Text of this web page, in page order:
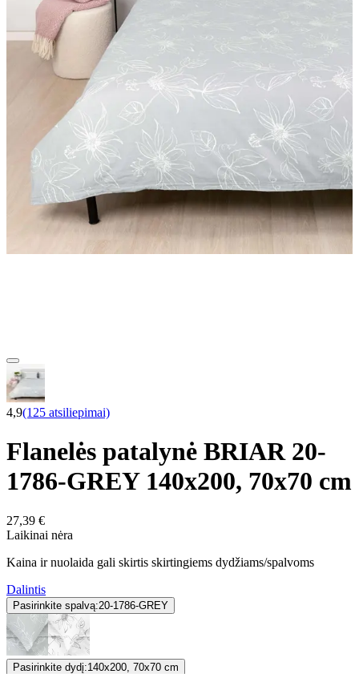
4,9(125 atsiliepimai)
Flanelės patalynė BRIAR 20-
1786-GREY 140x200, 70x70 cm
27,39 €
Laikinai nėra
Kaina ir nuolaida gali skirtis skirtingiems dydžiams/spalvoms
Dalintis
Pasirinkite spalvą:20-1786-GREY
Pasirinkite dydį:140x200, 70x70 cm